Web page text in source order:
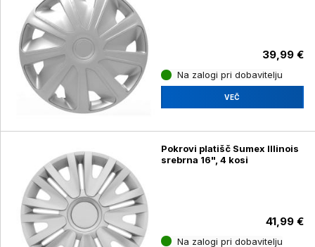
39,99 €
Na zalogi pri dobavitelju
VEČ
Pokrovi platišč Sumex Illinois
srebrna 16", 4 kosi
41,99 €
Na zalogi pri dobavitelju